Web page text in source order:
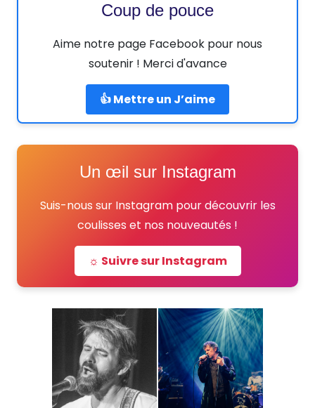
Coup de pouce
Aime notre page Facebook pour nous
soutenir ! Merci d'avance
👍 Mettre un J’aime
Un œil sur Instagram
Suis-nous sur Instagram pour découvrir les
coulisses et nos nouveautés !
☼ Suivre sur Instagram